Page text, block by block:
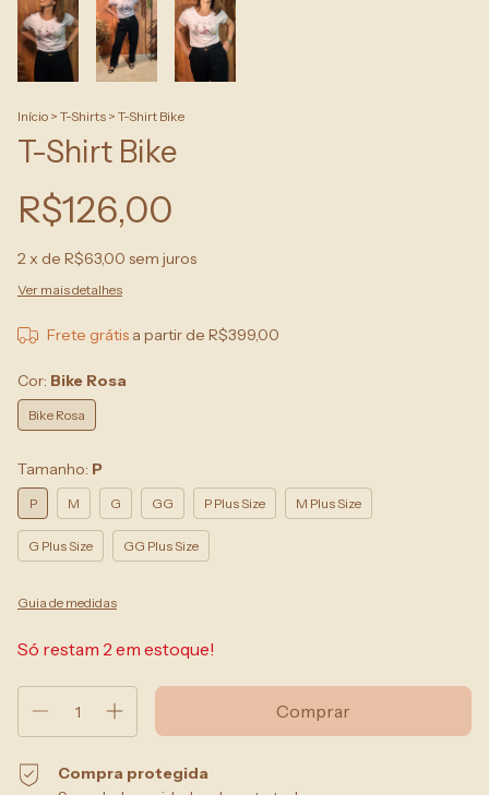
Início > T-Shirts > T-Shirt Bike
T-Shirt Bike
R$126,00
2 x de R$63,00 sem juros
Ver mais detalhes
Frete grátis a partir de R$399,00
Cor: Bike Rosa
Bike Rosa
Tamanho: P
P M G GG P Plus Size M Plus Size
G Plus Size GG Plus Size
Guia de medidas
Só restam 2 em estoque!
Compra protegida